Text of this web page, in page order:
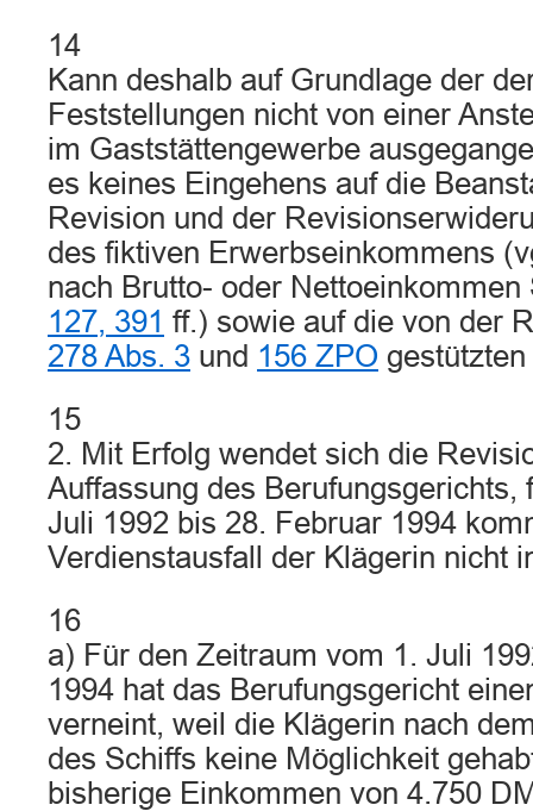
14
Kann deshalb auf Grundlage der
Feststellungen nicht von einer
im Gaststättengewerbe
es keines Eingehens auf die
Revision und der
des fiktiven Erwerbseinkommens
nach Brutto- oder
127, 391 ff.) sowie auf die von der
278 Abs. 3 und 156 ZPO
15
2. Mit Erfolg wendet sich die
Auffassung des Berufungsgerichts,
Juli 1992 bis 28. Februar 1994
Verdienstausfall der Klägerin nicht
16
a) Für den Zeitraum vom 1. Juli
1994 hat das Berufungsgericht
verneint, weil die Klägerin nach
des Schiffs keine Möglichkeit
bisherige Einkommen von 4.750